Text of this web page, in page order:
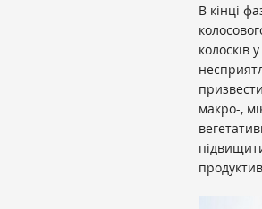
В кінці
колосків
макро-,